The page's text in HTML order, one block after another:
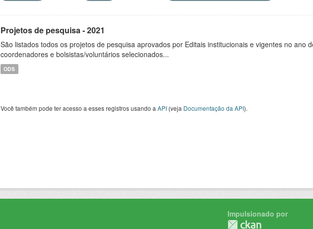
Projetos de pesquisa - 2021
São listados todos os projetos de pesquisa aprovados por Editais institucionais e vigentes no ano
coordenadores e bolsistas/voluntários selecionados...
ODS
Você também pode ter acesso a esses registros usando a API (veja Documentação da API).
Impulsionado por